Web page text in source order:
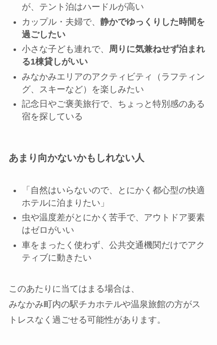
が、テント泊はハードルが高い
カップル・夫婦で、 静かでゆっくりした時間を
過ごしたい
小さな子ども連れで、 周りに気兼ねせず泊まれ
る1棟貸しがいい
みなかみエリアのアクティビティ（ラフティン
グ、スキーなど）を楽しみたい
記念日やご褒美旅行で、ちょっと特別感のある
宿を探している
あまり向かないかもしれない人
「自然はいらないので、とにかく都心型の快適
ホテルに泊まりたい」
虫や温度差がとにかく苦手で、アウトドア要素
はゼロがいい
車をまったく使わず、公共交通機関だけでアク
ティブに動きたい
このあたりに当てはまる場合は、
みなかみ町内の駅チカホテルや温泉旅館の方がス
トレスなく過ごせる可能性があります。